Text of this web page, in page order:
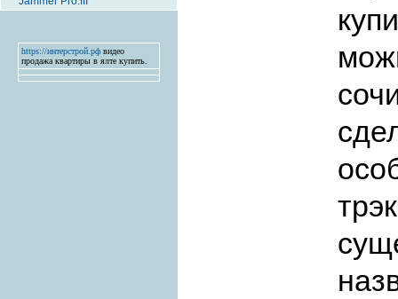
https://интерстрой.рф видео
продажа квартиры в ялте купить.